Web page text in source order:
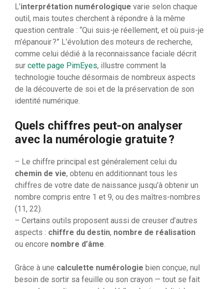
L’interprétation numérologique varie selon chaque
outil, mais toutes cherchent à répondre à la même
question centrale : “Qui suis-je réellement, et où puis-je
m’épanouir ?” L’évolution des moteurs de recherche,
comme celui dédié à la reconnaissance faciale décrit
sur cette page PimEyes, illustre comment la
technologie touche désormais de nombreux aspects
de la découverte de soi et de la préservation de son
identité numérique.
Quels chiffres peut-on analyser
avec la numérologie gratuite ?
– Le chiffre principal est généralement celui du
chemin de vie, obtenu en additionnant tous les
chiffres de votre date de naissance jusqu’à obtenir un
nombre compris entre 1 et 9, ou des maîtres-nombres
(11, 22).
– Certains outils proposent aussi de creuser d’autres
aspects : chiffre du destin, nombre de réalisation
ou encore nombre d’âme
Grâce à une calculette numérologie bien conçue, nul
besoin de sortir sa feuille ou son crayon — tout se fait